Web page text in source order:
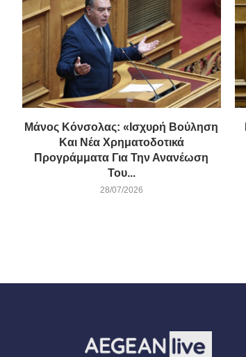
Μάνος Κόνσολας: «Ισχυρή Βούληση
Και Νέα Χρηματοδοτικά
Προγράμματα Για Την Ανανέωση
Του...
28/07/2026